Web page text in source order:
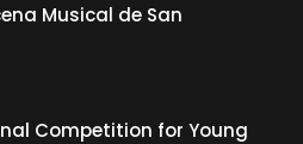
Musical de San
Competition for Young